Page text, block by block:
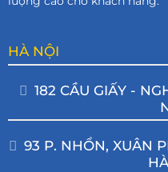
HÀ NỘI
182 CẦU GIẤY -
93 P. NHỔN, XUÂN